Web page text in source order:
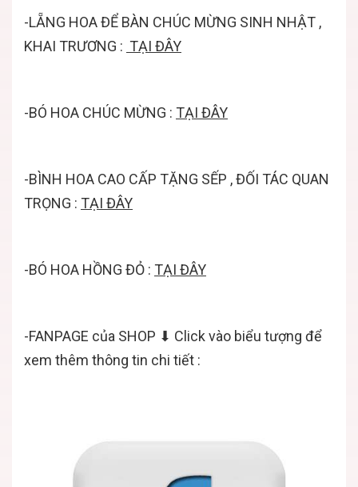
-LẴNG HOA ĐỂ BÀN CHÚC MỪNG SINH NHẬT ,
KHAI TRƯƠNG : TẠI ĐÂY
-BÓ HOA CHÚC MỪNG : TẠI ĐÂY
-BÌNH HOA CAO CẤP TẶNG SẾP , ĐỐI TÁC QUAN
TRỌNG : TẠI ĐÂY
-BÓ HOA HỒNG ĐỎ : TẠI ĐÂY
-FANPAGE của SHOP ⬇ Click vào biểu tượng để
xem thêm thông tin chi tiết :